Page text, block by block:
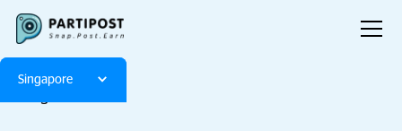
Singapore